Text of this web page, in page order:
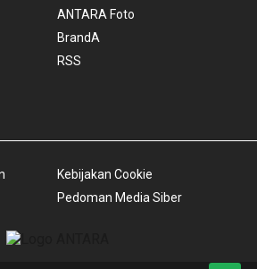
ANTARA Foto
BrandA
RSS
Kebijakan Cookie
Pedoman Media Siber